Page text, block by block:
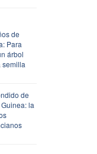
de
Para
árbol
semilla
de
la